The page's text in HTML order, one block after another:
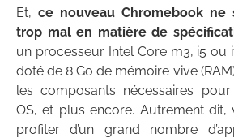
Et, ce nouveau Chromebook ne
trop mal en matière de
un processeur Intel Core m3, i5 ou
doté de 8 Go de mémoire vive
les composants nécessaires
OS, et plus encore. Autrement
profiter d’un grand nombre